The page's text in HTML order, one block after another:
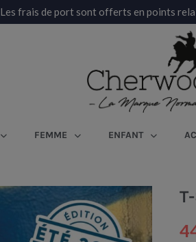
Les frais de port sont offerts en points
FEMME ENFANT